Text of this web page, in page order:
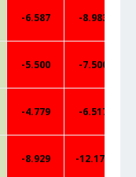
-6.587 -8.983
-5.500 -7.500
-4.779 -6.517
-8.929 -12.176